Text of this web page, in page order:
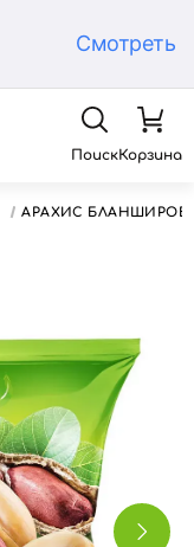
Смотреть
ПоискКорзина
АРАХИС